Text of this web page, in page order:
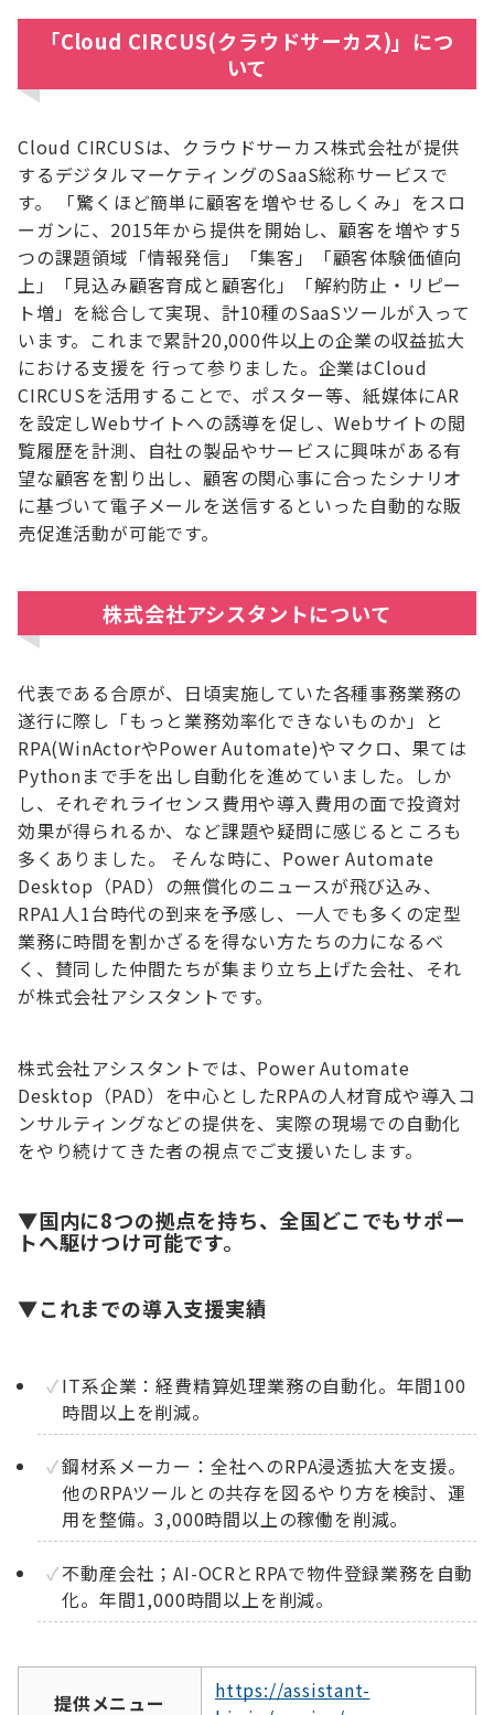
「Cloud CIRCUS(クラウドサーカス)」につ
いて
Cloud CIRCUSは、クラウドサーカス株式会社が提供
するデジタルマーケティングのSaaS総称サービスで
す。 「驚くほど簡単に顧客を増やせるしくみ」をスロ
ーガンに、2015年から提供を開始し、顧客を増やす5
つの課題領域「情報発信」「集客」「顧客体験価値向
上」「見込み顧客育成と顧客化」「解約防止・リピー
ト増」を総合して実現、計10種のSaaSツールが入って
います。これまで累計20,000件以上の企業の収益拡大
における支援を 行って参りました。企業はCloud
CIRCUSを活用することで、ポスター等、紙媒体にAR
を設定しWebサイトへの誘導を促し、Webサイトの閲
覧履歴を計測、自社の製品やサービスに興味がある有
望な顧客を割り出し、顧客の関心事に合ったシナリオ
に基づいて電子メールを送信するといった自動的な販
売促進活動が可能です。
株式会社アシスタントについて
代表である合原が、日頃実施していた各種事務業務の
遂行に際し「もっと業務効率化できないものか」と
RPA(WinActorやPower Automate)やマクロ、果ては
Pythonまで手を出し自動化を進めていました。しか
し、それぞれライセンス費用や導入費用の面で投資対
効果が得られるか、など課題や疑問に感じるところも
多くありました。 そんな時に、Power Automate
Desktop（PAD）の無償化のニュースが飛び込み、
RPA1人1台時代の到来を予感し、一人でも多くの定型
業務に時間を割かざるを得ない方たちの力になるべ
く、賛同した仲間たちが集まり立ち上げた会社、それ
が株式会社アシスタントです。
株式会社アシスタントでは、Power Automate
Desktop（PAD）を中心としたRPAの人材育成や導入コ
ンサルティングなどの提供を、実際の現場での自動化
をやり続けてきた者の視点でご支援いたします。
▼国内に8つの拠点を持ち、全国どこでもサポー
トへ駆けつけ可能です。
▼これまでの導入支援実績
IT系企業：経費精算処理業務の自動化。年間100
時間以上を削減。
鋼材系メーカー：全社へのRPA浸透拡大を支援。
他のRPAツールとの共存を図るやり方を検討、運
用を整備。3,000時間以上の稼働を削減。
不動産会社；AI-OCRとRPAで物件登録業務を自動
化。年間1,000時間以上を削減。
提供メニュー
https://assistant-